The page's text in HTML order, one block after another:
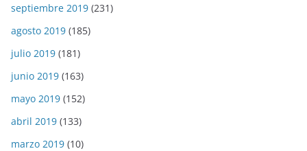
septiembre 2019 (231)
agosto 2019 (185)
julio 2019 (181)
junio 2019 (163)
mayo 2019 (152)
abril 2019 (133)
marzo 2019 (10)